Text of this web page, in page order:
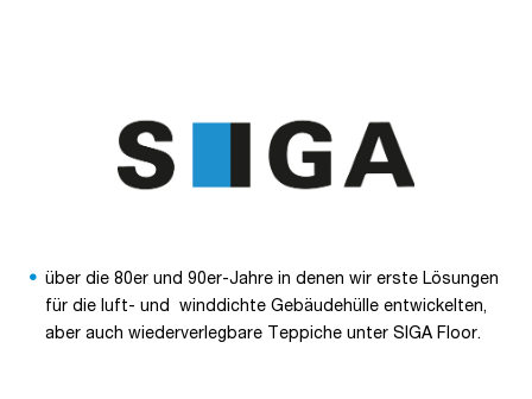
über die 80er und 90er-Jahre in denen wir erste Lösungen
für die luft- und winddichte Gebäudehülle entwickelten,
aber auch wiederverlegbare Teppiche unter SIGA Floor.